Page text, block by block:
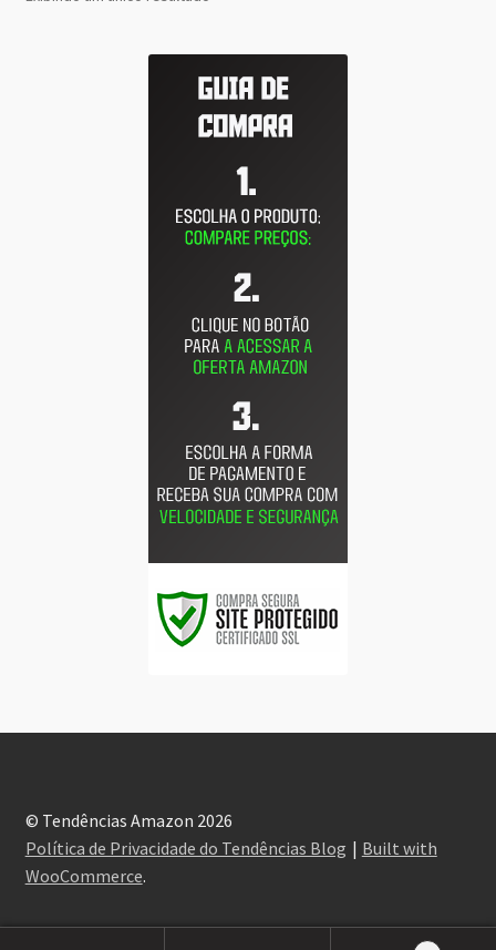
© Tendências Amazon 2026
Política de Privacidade do Tendências Blog
Built with
WooCommerce.